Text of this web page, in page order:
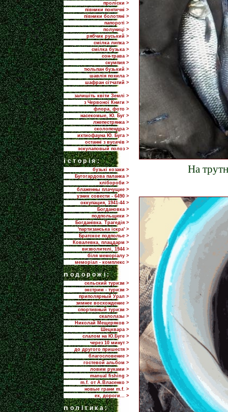
проліски >
півники понтичні >
півники болотяні >
папороті >
полуниці >
рябчик руський >
смілка липка >
смілка бузька >
сон-трава >
скумпия >
тюльпан бузький >
шавлія похила >
шафран сітчатий >
залишіть квіти Землі >
з Червоної Книги >
флора, фото >
насекомые, Ю. Буг >
лжепестрянка >
сколопендра >
ихтиофауна Ю. Буга >
останні з вусачів >
эскулаповый полоз >
iсторія:
бузькі козаки >
Бугогардова паланка >
хлібороби >
блаженны плачущие >
узник совести - 6490 >
оккупация, 1941-44 >
Богдановка >
подпольщики >
Богданівка. Трагедія >
'партизанська іскра' >
Братское подполье >
Ковалевка, плацдарм >
визволителі, 1944 >
біля меморіалу >
меморіал - комплекс >
nодорожі:
сельский туризм >
экстрим - туризм >
приполярный Урал >
зимнее восхождение >
спортивный туризм >
скалолазы >
Николай Мещеряков >
Шецквара >
слалом на Ю.Буге >
через 10 минут >
до другого пришестя >
благословение >
гостевой альбом >
ловим руками >
manual fishing >
m.f. от А.Власенко >
новые грани m.f. >
ех, дороги... >
nолітика:
На